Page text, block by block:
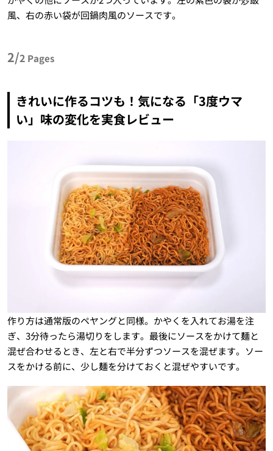
風、右の赤い袋が回鍋肉風のソースです。
2/2 Pages
きれいに作るコツも！気になる「3度ウマ
い」味の変化を実食レビュー
作り方は通常版のペヤングと同様。かやくを入れてお湯を注
ぎ、3分待ったら湯切りをします。最後にソースをかけて麺と
混ぜ合わせるとき、左と右で半分ずつソースを混ぜます。ソー
スをかける前に、少し麺を分けておくと混ぜやすいです。